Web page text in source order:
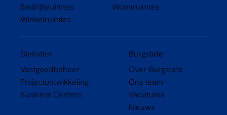
Bedrijfsruimtes
Winkelruimtes
Woonruimtes
Diensten
Vastgoedbeheer
Projectontwikkeling
Business Centers
Burgstate
Over Burgstate
Ons team
Vacatures
Nieuws